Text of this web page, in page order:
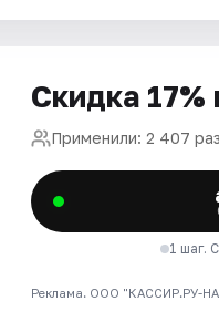
Скидка 17%
Применили: 2 407 раз
1 шаг.
Реклама. ООО "КАССИР.РУ-